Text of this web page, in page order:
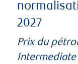
2027
Prix du